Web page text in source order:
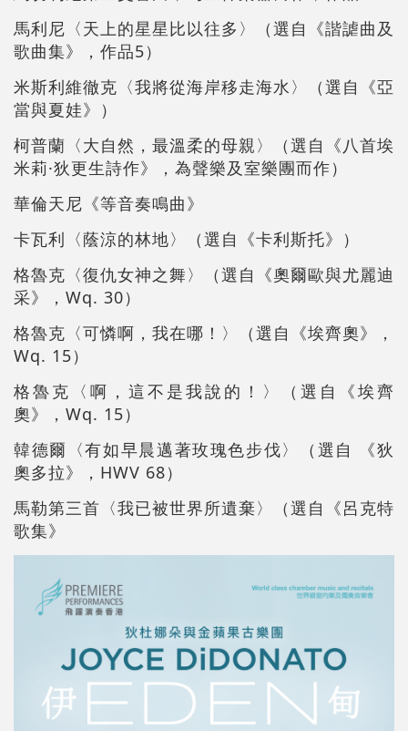
馬利尼〈天上的星星比以往多〉（選自《諧謔曲及
歌曲集》，作品5）
米斯利維徹克〈我將從海岸移走海水〉（選自《亞
當與夏娃》）
柯普蘭〈大自然，最溫柔的母親〉（選自《八首埃
米莉·狄更生詩作》，為聲樂及室樂團而作）
華倫天尼《等音奏鳴曲》
卡瓦利〈蔭涼的林地〉（選自《卡利斯托》）
格魯克〈復仇女神之舞〉（選自《奧爾歐與尤麗迪
采》，Wq. 30）
格魯克〈可憐啊，我在哪！〉（選自《埃齊奧》，
Wq. 15）
格魯克〈啊，這不是我說的！〉（選自《埃齊
奧》，Wq. 15）
韓德爾〈有如早晨邁著玫瑰色步伐〉（選自 《狄
奧多拉》，HWV 68）
馬勒第三首〈我已被世界所遺棄〉（選自《呂克特
歌集》